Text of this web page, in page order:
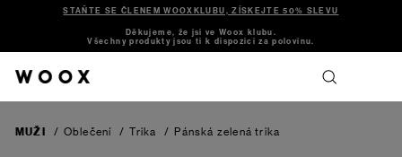
STAŇTE SE ČLENEM WOOXKLUBU, ZÍSKEJTE 50% SLEVU
Děkujeme, že jsi ve Woox klubu.
Všechny produkty jsou ti k dispozici za polovinu.
MUŽI / Oblečení / Trika / Pánská zelená trika